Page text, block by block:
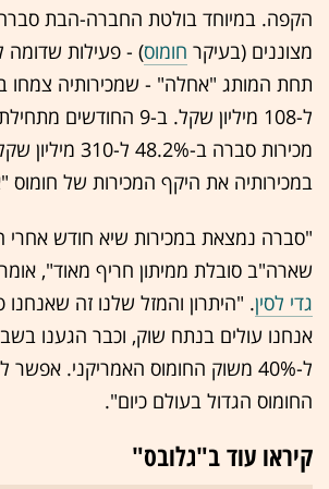
הקפה. במיוחד בולטת החברה-הבת
מצוננים (בעיקר חומוס) - פעילות
ל-108 מיליון שקל. ב-9
מכירות סברה ב-
במכירותיה את היקף המכירות של
"סברה נמצאת במכירות שיא חודש אחרי
שארה"ב סובלת ממיתון חריף מאוד",
גדי לסין. "היתרון והמזל שלנו זה
אנחנו עולים בנתח שוק, וכבר הגענו
ל-40% משוק החומוס האמריקני.
החומוס הגדול בעולם כיום".
קיראו עוד ב"גלובס"